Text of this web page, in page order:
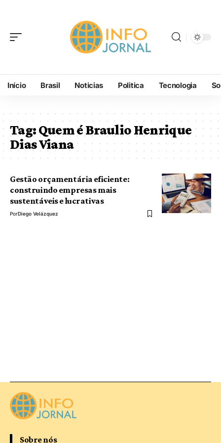
Início Brasil Noticias Politica Tecnologia
Tag:Quem é Braulio Henrique
Dias Viana
Gestão orçamentária eficiente:
construindo empresas mais
sustentáveis e lucrativas
PorDiego Velázquez
Sobre nós